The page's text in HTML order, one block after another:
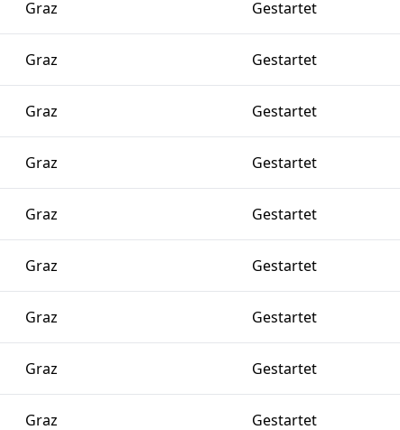
Graz Gestartet
Graz Gestartet
Graz Gestartet
Graz Gestartet
Graz Gestartet
Graz Gestartet
Graz Gestartet
Graz Gestartet
Graz Gestartet